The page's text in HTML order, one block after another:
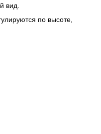
вид.
по высоте,